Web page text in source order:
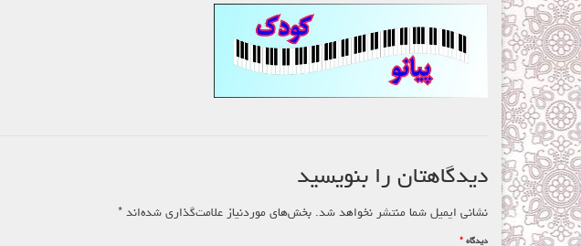
دیدگاهتان را بنویسید
نشانی ایمیل شما منتشر نخواهد شد. بخش‌های موردنیاز علامت‌گذاری شده‌اند *
دیدگاه *